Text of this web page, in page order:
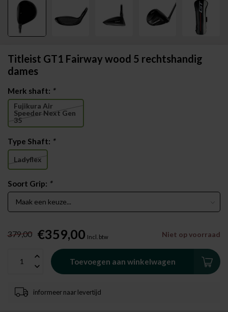
Titleist GT1 Fairway wood 5 rechtshandig
dames
Merk shaft: *
Fujikura Air
Speeder Next Gen
35
Type Shaft: *
Ladyflex
Soort Grip: *
379,00 €359,00 Incl. btw Niet op voorraad
Toevoegen aan winkelwagen
informeer naar levertijd